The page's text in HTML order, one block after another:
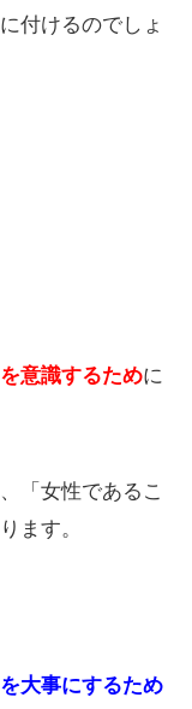
付けるのでしょ
意識するために
「女性であるこ
ます。
大事にするため